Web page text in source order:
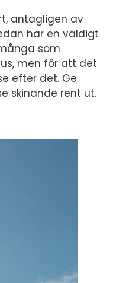
antagligen av
har en väldigt
som
men för att det
efter det. Ge
skinande rent ut.